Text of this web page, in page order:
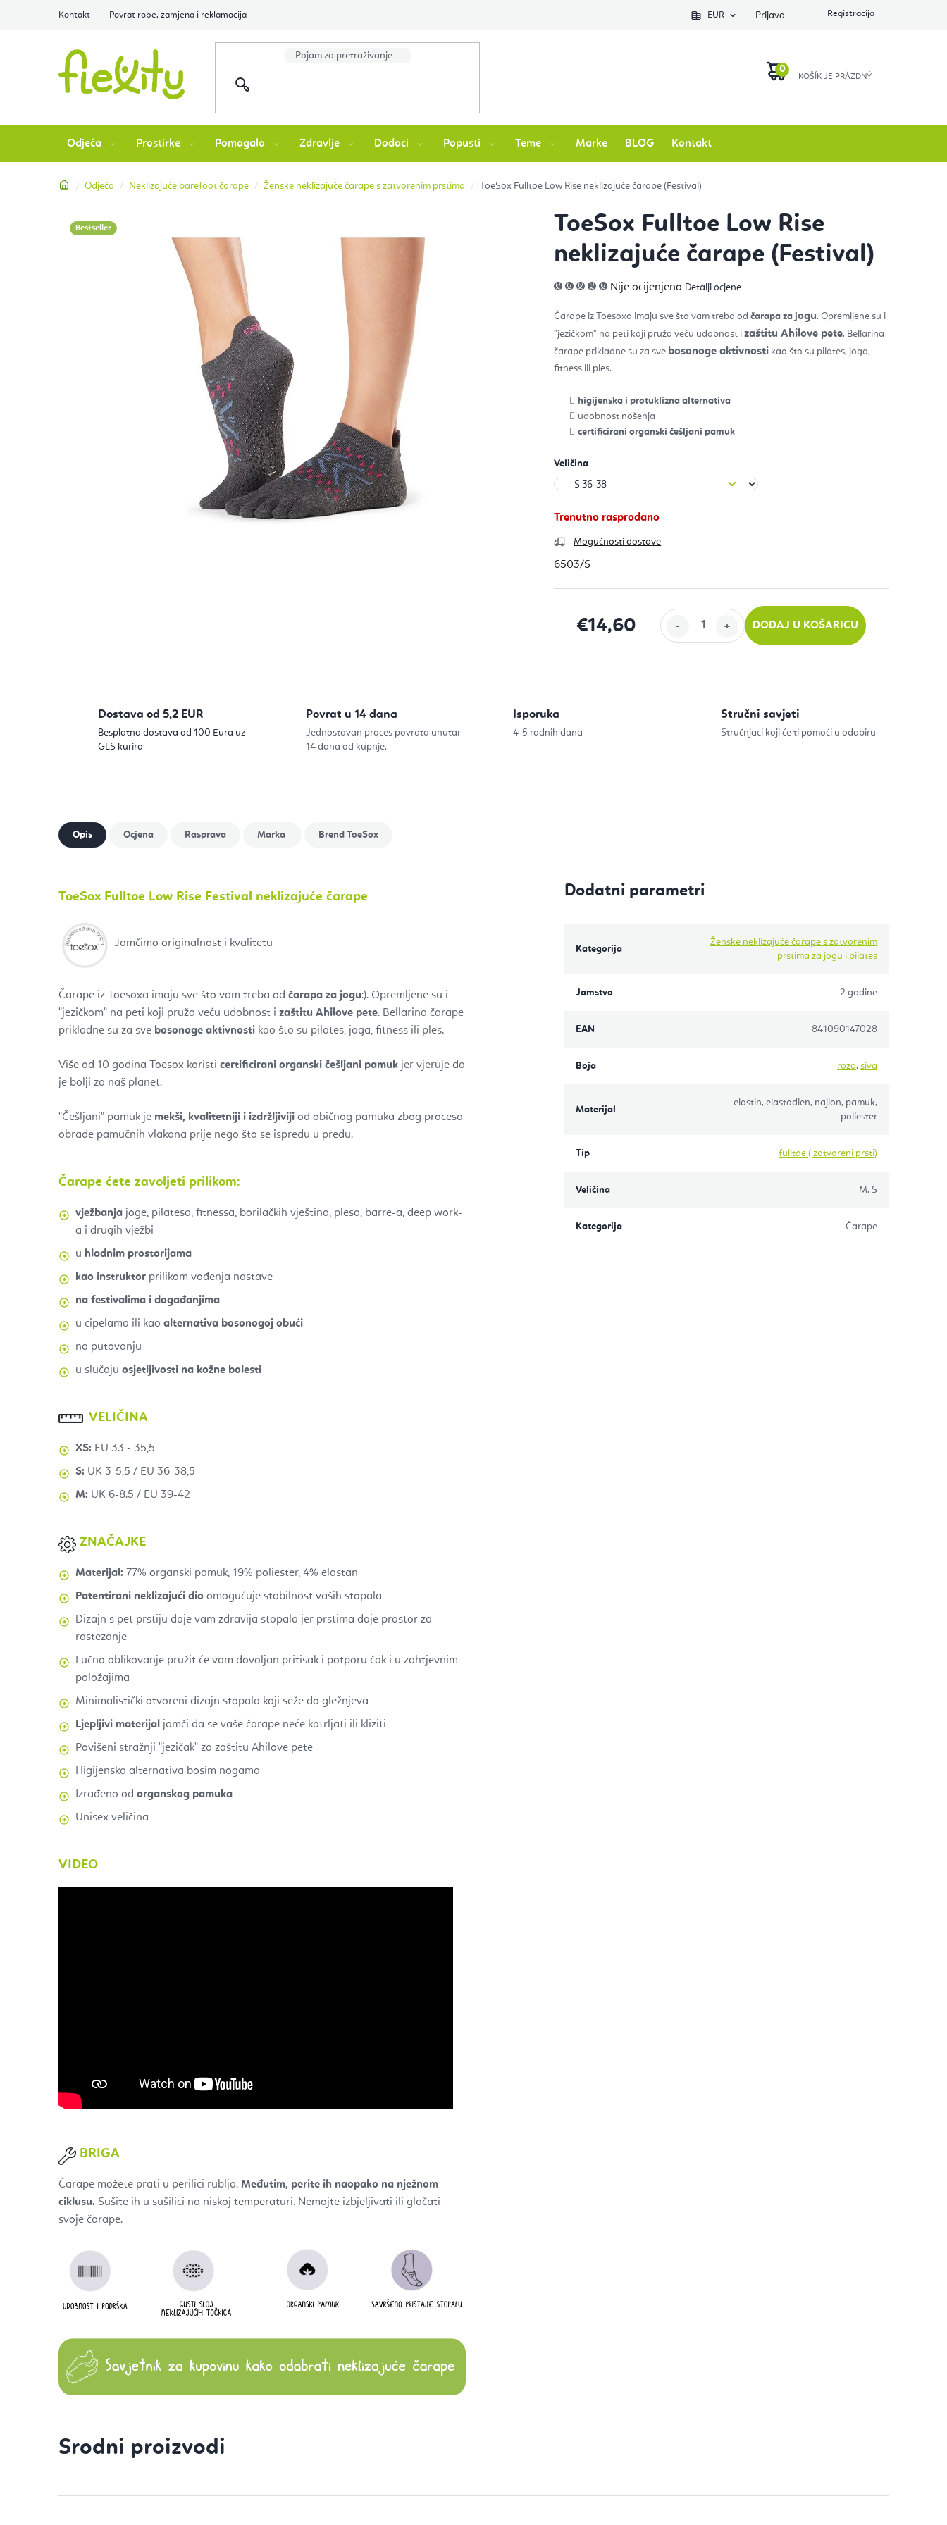
Kontakt Povrat robe, zamjena i reklamacija EUR Prijava
Odjeća Prostirke Pomagala Zdravlje Dodaci Popusti Teme Marke BLOG Kontakt
Početna
Odjeća Neklizajuće barefoot čarape Ženske neklizajuće čarape s zatvorenim prstima ToeSox Fulltoe Low Rise neklizajuće čarape (Festival)
ToeSox Fulltoe Low Rise
neklizajuće čarape (Festival)
Prosječna
ocjena
0,0
5
zvjezdica.
Nije ocijenjeno Detalji ocjene
Čarape iz Toesoxa imaju sve što vam treba odčarapa za jogu. Opremljene su i
"jezičkom" na peti koji pruža veću udobnost izaštitu Ahilove pete. Bellarina
čarape prikladne su za sve bosonoge aktivnosti kao što su pilates, joga,
fitness ili ples.
higijenska i protuklizna alternativa
udobnost nošenja
certificirani organski češljani pamuk
Veličina
Trenutno rasprodano
Mogućnosti dostave
6503/S
€14,60 DODAJ U KOŠARICU
Bestseller
Dostava od 5,2 EUR
Besplatna dostava od 100 Eura uz
GLS kurira
Povrat u 14 dana
Jednostavan proces povrata unutar
14 dana od kupnje.
Isporuka
4-5 radnih dana
Stručni savjeti
Stručnjaci koji će ti pomoći u odabiru
Brend ToeSox
ToeSox Fulltoe Low Rise Festival neklizajuće čarape
Jamčimo originalnost i kvalitetu
Čarape iz Toesoxa imaju sve što vam treba od čarapa za jogu:). Opremljene su i
"jezičkom" na peti koji pruža veću udobnost i zaštitu Ahilove pete. Bellarina čarape
prikladne su za sve bosonoge aktivnosti kao što su pilates, joga, fitness ili ples.
Više od 10 godina Toesox koristi certificirani organski češljani pamuk jer vjeruje da
je bolji za naš planet.
"Češljani" pamuk je mekši, kvalitetniji i izdržljiviji od običnog pamuka zbog procesa
obrade pamučnih vlakana prije nego što se ispredu u pređu.
Čarape ćete zavoljeti prilikom:
vježbanja joge, pilatesa, fitnessa, borilačkih vještina, plesa, barre-a, deep work-
a i drugih vježbi
u hladnim prostorijama
kao instruktor prilikom vođenja nastave
na festivalima i događanjima
u cipelama ili kao alternativa bosonogoj obući
na putovanju
u slučaju osjetljivosti na kožne bolesti
VELIČINA
XS: EU 33 - 35,5
S: UK 3-5,5 / EU 36-38,5
M: UK 6-8.5 / EU 39-42
ZNAČAJKE
Materijal: 77% organski pamuk, 19% poliester, 4% elastan
Patentirani neklizajući dio omogućuje stabilnost vaših stopala
Dizajn s pet prstiju daje vam zdravija stopala jer prstima daje prostor za
rastezanje
Lučno oblikovanje pružit će vam dovoljan pritisak i potporu čak i u zahtjevnim
položajima
Minimalistički otvoreni dizajn stopala koji seže do gležnjeva
Ljepljivi materijal jamči da se vaše čarape neće kotrljati ili kliziti
Povišeni stražnji "jezičak" za zaštitu Ahilove pete
Higijenska alternativa bosim nogama
Izrađeno od organskog pamuka
Unisex veličina
VIDEO
BRIGA
Čarape možete prati u perilici rublja. Međutim, perite ih naopako na nježnom
ciklusu. Sušite ih u sušilici na niskoj temperaturi. Nemojte izbjeljivati ili glačati
svoje čarape.
Dodatni parametri
Kategorija
Ženske neklizajuće čarape s zatvorenim
prstima za jogu i pilates
Jamstvo 2 godine
EAN 841090147028
Boja roza, siva
Materijal
elastin, elastodien, najlon, pamuk,
poliester
Tip fulltoe ( zatvoreni prsti)
Veličina M, S
Kategorija Čarape
Srodni proizvodi